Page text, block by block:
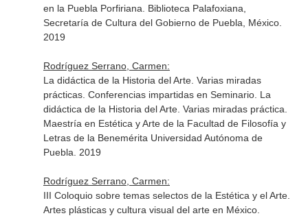
en la Puebla Porfiriana. Biblioteca Palafoxiana,
Secretaría de Cultura del Gobierno de Puebla, México.
2019
Rodríguez Serrano, Carmen:
La didáctica de la Historia del Arte. Varias miradas
prácticas. Conferencias impartidas en Seminario. La
didáctica de la Historia del Arte. Varias miradas práctica.
Maestría en Estética y Arte de la Facultad de Filosofía y
Letras de la Benemérita Universidad Autónoma de
Puebla. 2019
Rodríguez Serrano, Carmen:
III Coloquio sobre temas selectos de la Estética y el Arte.
Artes plásticas y cultura visual del arte en México.